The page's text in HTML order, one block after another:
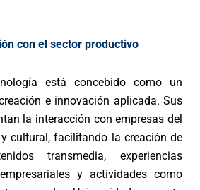
con el sector productivo
está concebido como un
e innovación aplicada. Sus
la interacción con empresas del
cultural, facilitando la creación de
transmedia, experiencias
y actividades como